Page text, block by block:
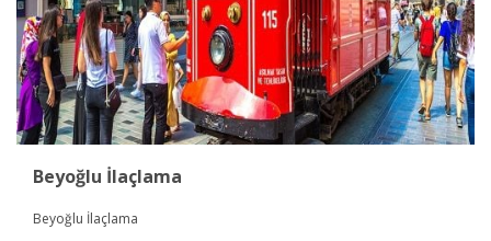
Beyoğlu İlaçlama
Beyoğlu İlaçlama